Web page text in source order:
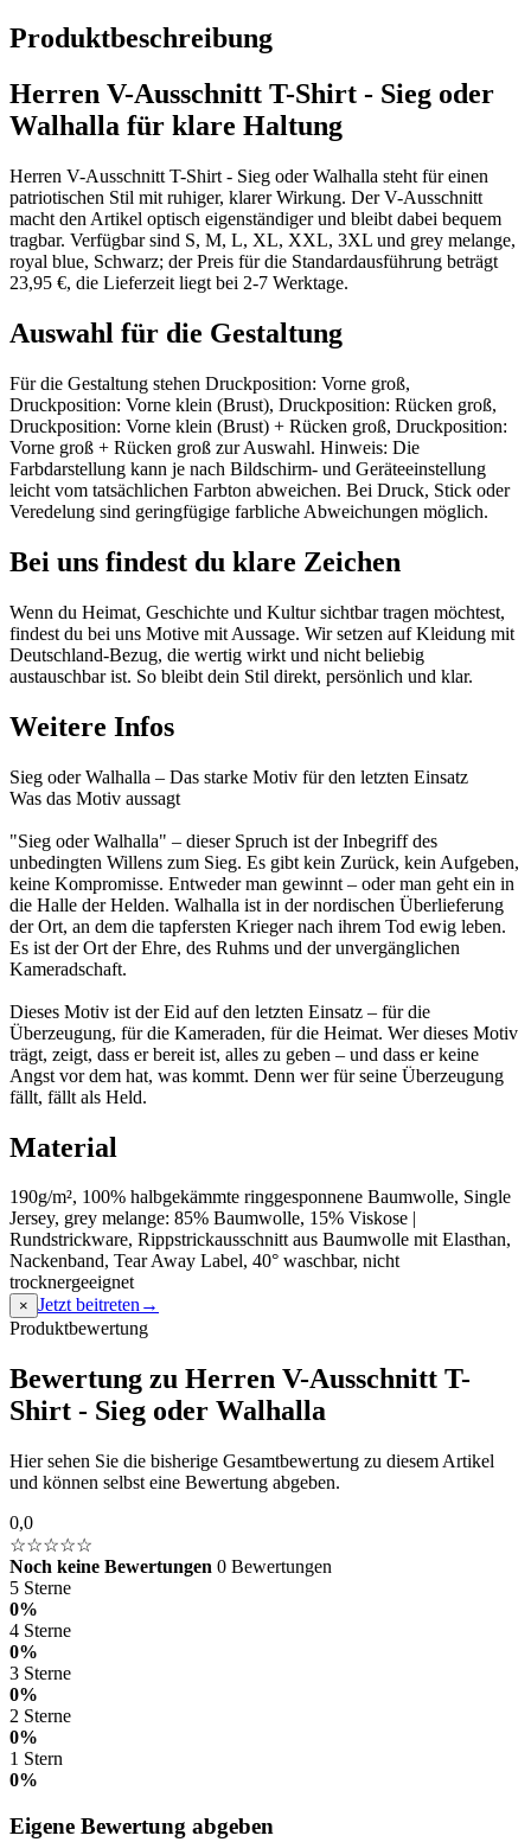
Produktbeschreibung
Herren V-Ausschnitt T-Shirt - Sieg oder
Walhalla für klare Haltung
Herren V-Ausschnitt T-Shirt - Sieg oder Walhalla steht für einen
patriotischen Stil mit ruhiger, klarer Wirkung. Der V-Ausschnitt
macht den Artikel optisch eigenständiger und bleibt dabei bequem
tragbar. Verfügbar sind S, M, L, XL, XXL, 3XL und grey melange,
royal blue, Schwarz; der Preis für die Standardausführung beträgt
23,95 €, die Lieferzeit liegt bei 2-7 Werktage.
Auswahl für die Gestaltung
Für die Gestaltung stehen Druckposition: Vorne groß,
Druckposition: Vorne klein (Brust), Druckposition: Rücken groß,
Druckposition: Vorne klein (Brust) + Rücken groß, Druckposition:
Vorne groß + Rücken groß zur Auswahl. Hinweis: Die
Farbdarstellung kann je nach Bildschirm- und Geräteeinstellung
leicht vom tatsächlichen Farbton abweichen. Bei Druck, Stick oder
Veredelung sind geringfügige farbliche Abweichungen möglich.
Bei uns findest du klare Zeichen
Wenn du Heimat, Geschichte und Kultur sichtbar tragen möchtest,
findest du bei uns Motive mit Aussage. Wir setzen auf Kleidung mit
Deutschland-Bezug, die wertig wirkt und nicht beliebig
austauschbar ist. So bleibt dein Stil direkt, persönlich und klar.
Weitere Infos
Sieg oder Walhalla – Das starke Motiv für den letzten Einsatz
Was das Motiv aussagt
"Sieg oder Walhalla" – dieser Spruch ist der Inbegriff des
unbedingten Willens zum Sieg. Es gibt kein Zurück, kein Aufgeben,
keine Kompromisse. Entweder man gewinnt – oder man geht ein in
die Halle der Helden. Walhalla ist in der nordischen Überlieferung
der Ort, an dem die tapfersten Krieger nach ihrem Tod ewig leben.
Es ist der Ort der Ehre, des Ruhms und der unvergänglichen
Kameradschaft.
Dieses Motiv ist der Eid auf den letzten Einsatz – für die
Überzeugung, für die Kameraden, für die Heimat. Wer dieses Motiv
trägt, zeigt, dass er bereit ist, alles zu geben – und dass er keine
Angst vor dem hat, was kommt. Denn wer für seine Überzeugung
fällt, fällt als Held.
Material
190g/m², 100% halbgekämmte ringgesponnene Baumwolle, Single
Jersey, grey melange: 85% Baumwolle, 15% Viskose |
Rundstrickware, Rippstrickausschnitt aus Baumwolle mit Elasthan,
Nackenband, Tear Away Label, 40° waschbar, nicht
trocknergeeignet
× Jetzt beitreten→
Produktbewertung
Bewertung zu Herren V-Ausschnitt T-
Shirt - Sieg oder Walhalla
Hier sehen Sie die bisherige Gesamtbewertung zu diesem Artikel
und können selbst eine Bewertung abgeben.
0,0
☆☆☆☆☆
Noch keine Bewertungen 0 Bewertungen
5 Sterne
0%
4 Sterne
0%
3 Sterne
0%
2 Sterne
0%
1 Stern
0%
Eigene Bewertung abgeben